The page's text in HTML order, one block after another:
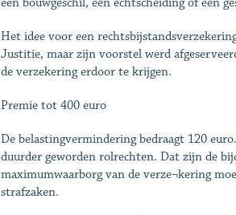
Het idee voor een
Justitie, maar zijn voorstel werd
de verzekering erdoor te krijgen.
Premie tot 400 euro
De belastingvermindering bedraagt 120
duurder geworden rolrechten. Dat zijn de
maximumwaarborg van de verze¬kering
strafzaken.